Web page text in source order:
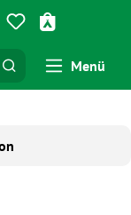
Du hast 0
Menü